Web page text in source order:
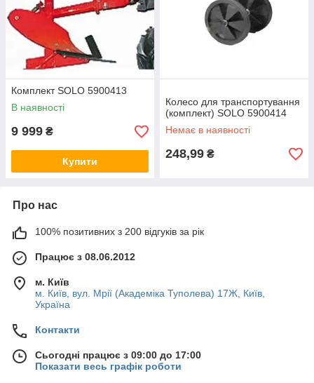
Комплект SOLO 5900413
В наявності
9 999 ₴
Купити
Колесо для транспортування
(комплект) SOLO 5900414
Немає в наявності
248,99 ₴
Про нас
100% позитивних з 200 відгуків за рік
Працює з 08.06.2012
м. Київ
м. Київ, вул. Мрії (Академіка Туполева) 17Ж, Київ,
Україна
Контакти
Сьогодні працює з 09:00 до 17:00
Показати весь графік роботи